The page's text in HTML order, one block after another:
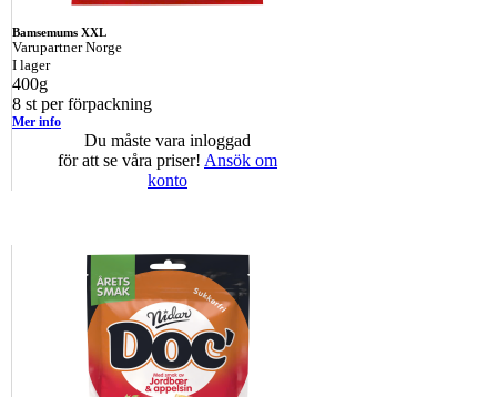
Bamsemums XXL
Varupartner Norge
I lager
400g
8 st per förpackning
Mer info
Du måste vara inloggad
för att se våra priser! Ansök om
konto